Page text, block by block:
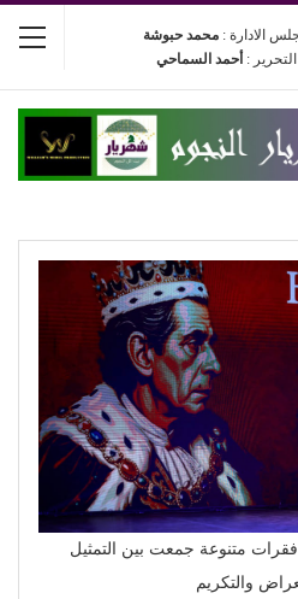
الادارة : محمد حبوشة
: أحمد السماحي
متنوعة جمعت بين التمثيل
والتكريم